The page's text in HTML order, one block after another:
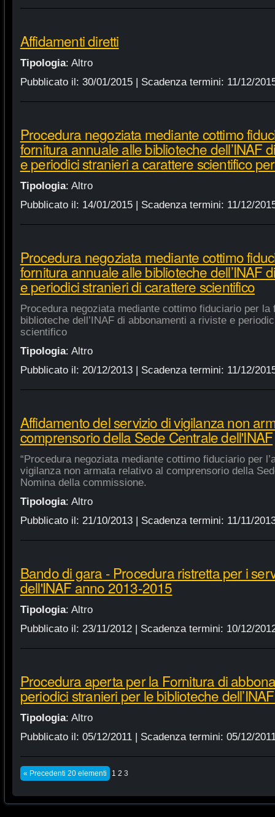
Affidamenti diretti
Tipologia: Altro
Pubblicato il: 30/01/2015| Scadenza termini: 11/12/
Procedura negoziata mediante cottimo
fornitura annuale alle biblioteche dell’INAF
e periodici stranieri a carattere scientifico
Tipologia: Altro
Pubblicato il: 14/01/2015| Scadenza termini: 11/12/
Procedura negoziata mediante cottimo
fornitura annuale alle biblioteche dell’INAF
e periodici stranieri di carattere scientifico
Procedura negoziata mediante cottimo fiduciario per la
biblioteche dell’INAF di abbonamenti a riviste e
scientifico
Tipologia: Altro
Pubblicato il: 20/12/2013| Scadenza termini: 11/12/
Affidamento del servizio di vigilanza non
comprensorio della Sede Centrale dell'INAF
“Procedura negoziata mediante cottimo fiduciario per
vigilanza non armata relativo al comprensorio della
Nomina della commissione.
Tipologia: Altro
Pubblicato il: 21/10/2013| Scadenza termini: 11/11/
Bando di gara - Procedura ristretta per i
dell'INAF anno 2013-2015
Tipologia: Altro
Pubblicato il: 23/11/2012| Scadenza termini: 10/12/
Procedura aperta per la Fornitura di
periodici stranieri per le biblioteche
Tipologia: Altro
Pubblicato il: 05/12/2011| Scadenza termini: 05/12/
« Precedenti 20 elementi 1 2 3